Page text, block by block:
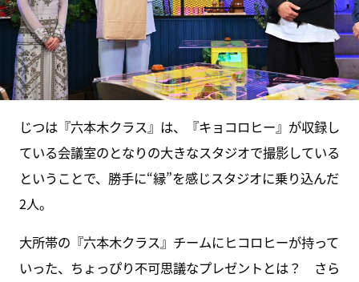
じつは『六本木クラス』は、『キョコロヒー』が収録し
ている会議室のとなりの大きなスタジオで撮影している
ということで、勝手に“縁”を感じスタジオに乗り込んだ
2人。
大所帯の『六本木クラス』チームにヒコロヒーが持って
いった、ちょっぴり不可思議なプレゼントとは？ さら